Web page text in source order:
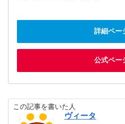
詳細ペー
公式ペー
この記事を書いた人
ヴィータ